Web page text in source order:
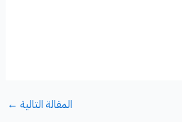
المقالة التالية ←